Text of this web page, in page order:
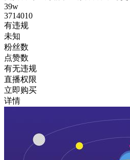
39w
3714010
有违规
未知
粉丝数
点赞数
有无违规
直播权限
立即购买
详情